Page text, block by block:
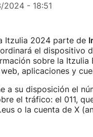
2024 - 18:51
Itzulia 2024 parte de
el dispositivo
sobre la
aplicaciones y
a su disposición el
el tráfico: el 011,
o la cuenta de X